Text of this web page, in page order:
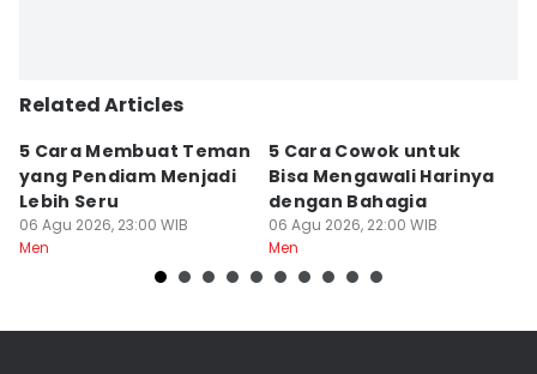
Related Articles
5 Cara Membuat Teman
yang Pendiam Menjadi
Lebih Seru
06 Agu 2026, 23:00 WIB
Men
5 Cara Cowok untuk
Bisa Mengawali Harinya
dengan Bahagia
06 Agu 2026, 22:00 WIB
Men